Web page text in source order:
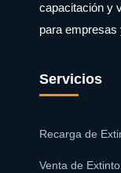
capacitación y
para empresas
Servicios
Recarga de
Venta de